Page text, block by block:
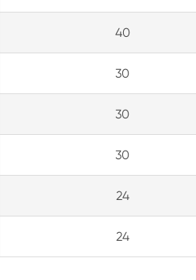
40
30
30
30
24
24